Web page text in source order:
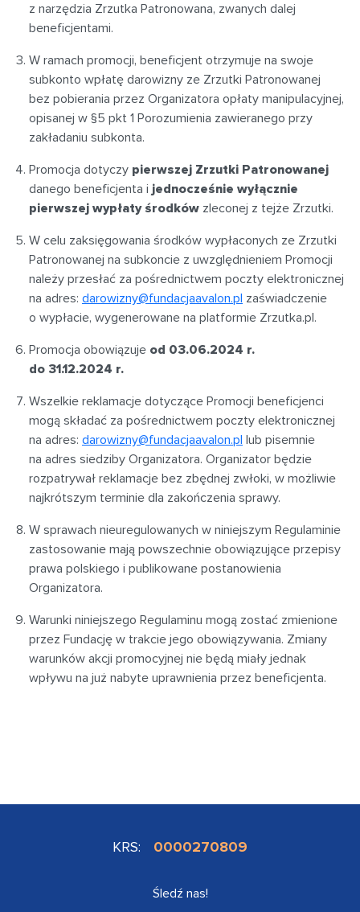
z narzędzia Zrzutka Patronowana, zwanych dalej
beneficjentami.
W ramach promocji, beneficjent otrzymuje na swoje
subkonto wpłatę darowizny ze Zrzutki Patronowanej
bez pobierania przez Organizatora opłaty manipulacyjnej,
opisanej w §5 pkt 1 Porozumienia zawieranego przy
zakładaniu subkonta.
Promocja dotyczy pierwszej Zrzutki Patronowanej
danego beneficjenta i jednocześnie wyłącznie
pierwszej wypłaty środków zleconej z tejże Zrzutki.
W celu zaksięgowania środków wypłaconych ze Zrzutki
Patronowanej na subkoncie z uwzględnieniem Promocji
należy przesłać za pośrednictwem poczty elektronicznej
na adres: darowizny@fundacjaavalon.pl zaświadczenie
o wypłacie, wygenerowane na platformie Zrzutka.pl.
Promocja obowiązuje od 03.06.2024 r.
do 31.12.2024 r.
Wszelkie reklamacje dotyczące Promocji beneficjenci
mogą składać za pośrednictwem poczty elektronicznej
na adres: darowizny@fundacjaavalon.pl lub pisemnie
na adres siedziby Organizatora. Organizator będzie
rozpatrywał reklamacje bez zbędnej zwłoki, w możliwie
najkrótszym terminie dla zakończenia sprawy.
W sprawach nieuregulowanych w niniejszym Regulaminie
zastosowanie mają powszechnie obowiązujące przepisy
prawa polskiego i publikowane postanowienia
Organizatora.
Warunki niniejszego Regulaminu mogą zostać zmienione
przez Fundację w trakcie jego obowiązywania. Zmiany
warunków akcji promocyjnej nie będą miały jednak
wpływu na już nabyte uprawnienia przez beneficjenta.
KRS: 0000270809
Śledź nas!